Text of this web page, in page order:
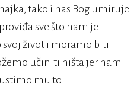
tako i nas Bog umiruje
sve što nam je
život i moramo biti
učiniti ništa jer nam
mu to!